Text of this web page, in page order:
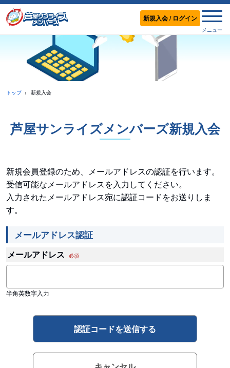
新規入会 / ログイン メ
メニュー
トップ 新規入会
芦屋サンライズメンバーズ新規入会
新規会員登録のため、メールアドレスの認証を行います。
受信可能なメールアドレスを入力してください。
入力されたメールアドレス宛に認証コードをお送りしま
す。
メールアドレス認証
メールアドレス 必須
半角英数字入力